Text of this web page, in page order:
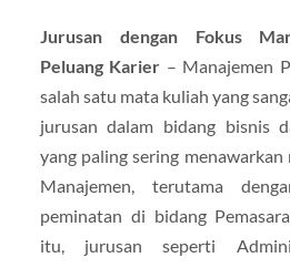
Jurusan dengan Fokus
Peluang Karier – Manajemen
salah satu mata kuliah yang
jurusan dalam bidang bisnis
yang paling sering
Manajemen, terutama
peminatan di bidang
itu, jurusan seperti